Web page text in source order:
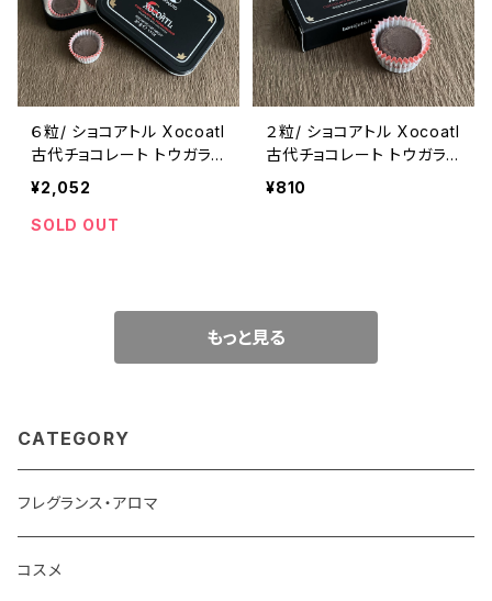
６粒/ ショコアトル Xocoatl
古代チョコレート トウガラ
シ入り Bonajuto ボナイユ
ート
¥2,052
SOLD OUT
２粒/ ショコアトル Xocoatl
古代チョコレート トウガラ
シ入り Bonajuto ボナイユ
¥810
もっと見る
CATEGORY
フレグランス・アロマ
コスメ